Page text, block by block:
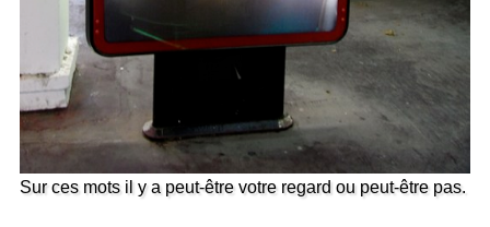
Sur ces mots il y a peut-être votre regard ou peut-être pas.